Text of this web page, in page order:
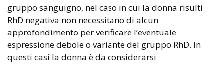
gruppo sanguigno, nel caso in cui la donna risulti
RhD negativa non necessitano di alcun
approfondimento per verificare l’eventuale
espressione debole o variante del gruppo RhD. In
questi casi la donna è da considerarsi